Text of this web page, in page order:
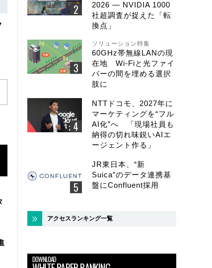
2026 ― NVIDIA 1000
社超調査が捉えた「転
換点」
ソリューション特集
60GHz帯無線LANの現
在地 Wi-Fiと光ファイ
バーの間を埋める選択
肢に
NTTドコモ、2027年に
マーケティングを“フル
AI化”へ 「現場社員も
納得の切れ味鋭いAIエ
ージェント作る」
JR東日本、“新
Suica”のデータ連携基
盤にConfluent採用
アクセスランキング一覧
DOWNLOAD